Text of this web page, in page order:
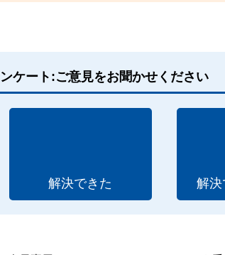
ケート:ご意見をお聞かせください
解決できた 解決